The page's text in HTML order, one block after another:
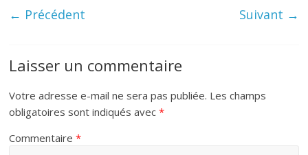
← Précédent Suivant →
Laisser un commentaire
Votre adresse e-mail ne sera pas publiée. Les champs
obligatoires sont indiqués avec*
Commentaire*